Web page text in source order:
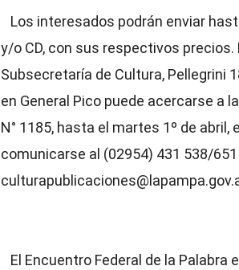
Los interesados podrán enviar
y/o CD, con sus respectivos
Subsecretaría de Cultura, Pellegrini
en General Pico puede acercarse a
N° 1185, hasta el martes 1º de
comunicarse al (02954) 431 538/
El Encuentro Federal de la Palabra